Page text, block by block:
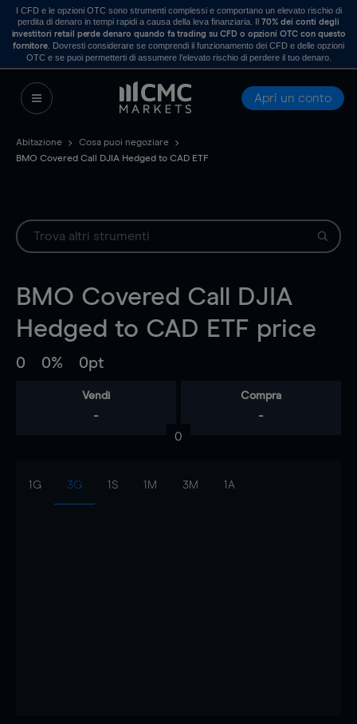
I CFD e le opzioni OTC sono strumenti complessi e comportano un elevato rischio di
perdita di denaro in tempi rapidi a causa della leva finanziaria. Il70% dei conti degli
investitori retail perde denaro quando fa trading su CFD o opzioni OTC con questo
fornitore . Dovresti considerare se comprendi il funzionamento dei CFD e delle opzioni
OTC e se puoi permetterti di assumere l’elevato rischio di perdere il tuo denaro.
Apri un conto
Abitazione
Cosa puoi negoziare
BMO Covered Call DJIA Hedged to CAD ETF
BMO Covered Call DJIA
Hedged to CAD ETF price
0 0% 0pt
Vendi
-
Compra
-
0
1G 3G 1S 1M 3M 1A